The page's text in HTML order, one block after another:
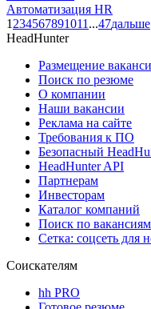
Автоматизация HR
1 234567891011 ...47дальше
HeadHunter
Размещение
Поиск по резюме
О компании
Наши вакансии
Реклама на сайте
Требования к ПО
Безопасный
HeadHunter API
Партнерам
Инвесторам
Каталог компаний
Поиск по
Сетка: соцсеть для
Соискателям
hh PRO